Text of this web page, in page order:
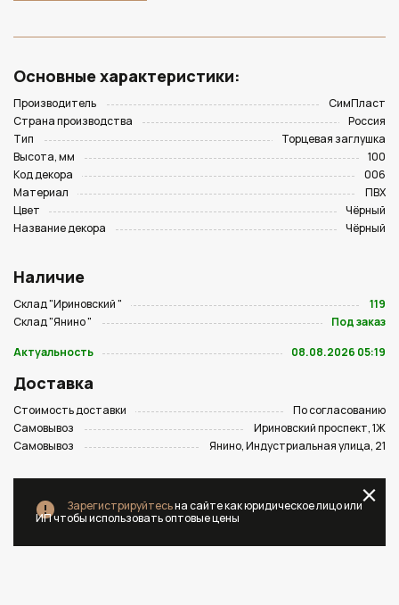
Основные характеристики:
Производитель
СимПласт
Страна производства
Россия
Тип
Торцевая заглушка
Высота, мм
100
Код декора
006
Материал
ПВХ
Цвет
Чёрный
Название декора
Чёрный
Наличие
Склад "Ириновский "
119
Склад "Янино "
Под заказ
Актуальность
08.08.2026 05:19
Доставка
Стоимость доставки
По согласованию
Самовывоз
Ириновский проспект, 1Ж
Самовывоз
Янино, Индустриальная улица, 21
Зарегистрируйтесьна сайте как юридическое лицо или
ИП чтобы использовать оптовые цены